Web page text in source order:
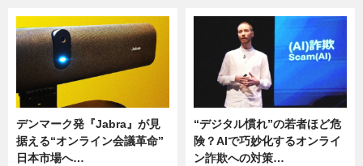
デンマーク発『Jabra』が見
据える“オンライン会議革命”
日本市場へ…
“デジタル慣れ”の若者ほど危
険？AIで巧妙化するオンライ
ン詐欺への対策…